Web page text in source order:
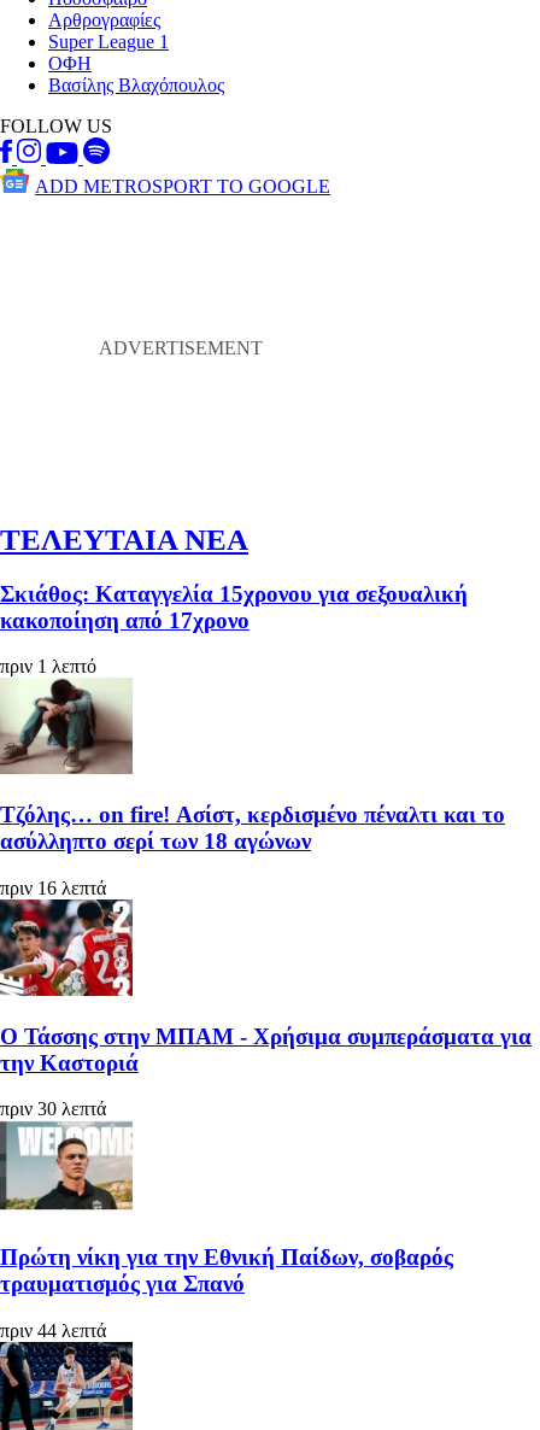
Αρθρογραφίες
Super League 1
ΟΦΗ
Βασίλης Βλαχόπουλος
FOLLOW US
ADD METROSPORT TO GOOGLE
ΤΕΛΕΥΤΑΙΑ ΝΕΑ
Σκιάθος: Καταγγελία 15χρονου για σεξουαλική
κακοποίηση από 17χρονο
πριν 1 λεπτό
Τζόλης… on fire! Ασίστ, κερδισμένο πέναλτι και το
ασύλληπτο σερί των 18 αγώνων
πριν 16 λεπτά
Ο Τάσσης στην ΜΠΑΜ - Χρήσιμα συμπεράσματα για
την Καστοριά
πριν 30 λεπτά
Πρώτη νίκη για την Εθνική Παίδων, σοβαρός
τραυματισμός για Σπανό
πριν 44 λεπτά